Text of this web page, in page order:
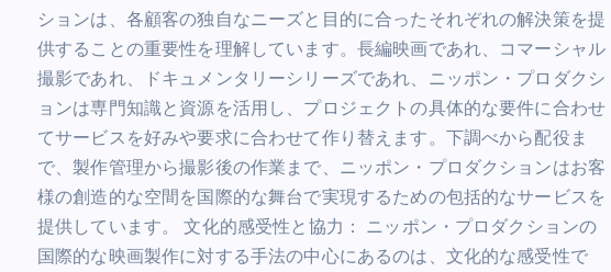
ションは、各顧客の独自なニーズと目的に合ったそれぞれの解決策を提
供することの重要性を理解しています。長編映画であれ、コマーシャル
撮影であれ、ドキュメンタリーシリーズであれ、ニッポン・プロダクシ
ョンは専門知識と資源を活用し、プロジェクトの具体的な要件に合わせ
てサービスを好みや要求に合わせて作り替えます。下調べから配役ま
で、製作管理から撮影後の作業まで、ニッポン・プロダクションはお客
様の創造的な空間を国際的な舞台で実現するための包括的なサービスを
提供しています。 文化的感受性と協力： ニッポン・プロダクションの
国際的な映画製作に対する手法の中心にあるのは、文化的な感受性で